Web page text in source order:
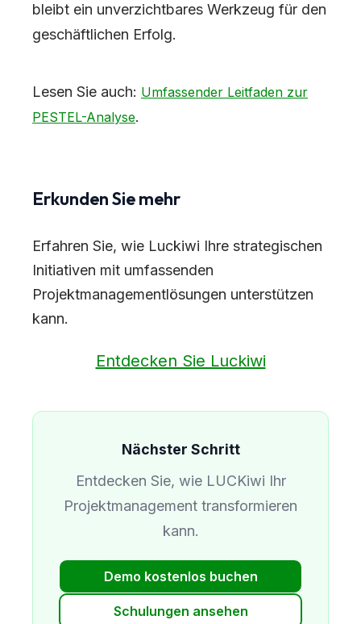
bleibt ein unverzichtbares Werkzeug für den
geschäftlichen Erfolg.
Lesen Sie auch: Umfassender Leitfaden zur
PESTEL-Analyse.
Erkunden Sie mehr
Erfahren Sie, wie Luckiwi Ihre strategischen
Initiativen mit umfassenden
Projektmanagementlösungen unterstützen
kann.
Entdecken Sie Luckiwi
Nächster Schritt
Entdecken Sie, wie LUCKiwi Ihr
Projektmanagement transformieren
kann.
Demo kostenlos buchen
Schulungen ansehen